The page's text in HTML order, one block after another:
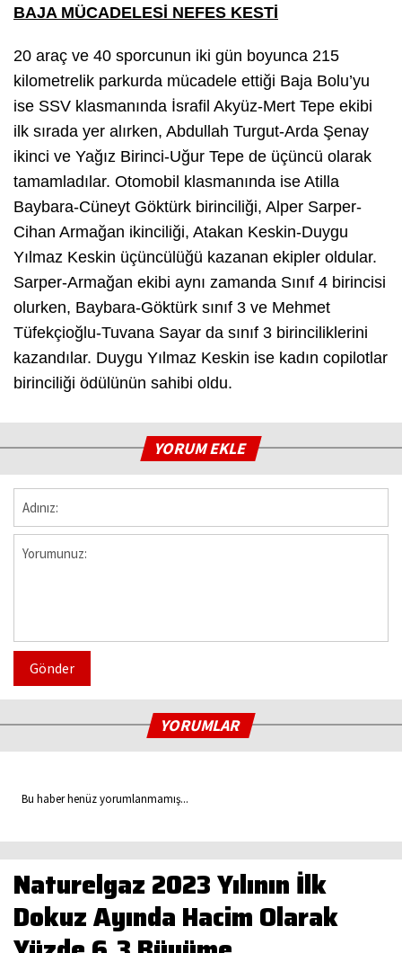
BAJA MÜCADELESİ NEFES KESTİ
20 araç ve 40 sporcunun iki gün boyunca 215
kilometrelik parkurda mücadele ettiği Baja Bolu’yu
ise SSV klasmanında İsrafil Akyüz-Mert Tepe ekibi
ilk sırada yer alırken, Abdullah Turgut-Arda Şenay
ikinci ve Yağız Birinci-Uğur Tepe de üçüncü olarak
tamamladılar. Otomobil klasmanında ise Atilla
Baybara-Cüneyt Göktürk birinciliği, Alper Sarper-
Cihan Armağan ikinciliği, Atakan Keskin-Duygu
Yılmaz Keskin üçüncülüğü kazanan ekipler oldular.
Sarper-Armağan ekibi aynı zamanda Sınıf 4 birincisi
olurken, Baybara-Göktürk sınıf 3 ve Mehmet
Tüfekçioğlu-Tuvana Sayar da sınıf 3 birinciliklerini
kazandılar. Duygu Yılmaz Keskin ise kadın copilotlar
birinciliği ödülünün sahibi oldu.
YORUM EKLE
Gönder
YORUMLAR
Bu haber henüz yorumlanmamış...
Naturelgaz 2023 Yılının İlk
Dokuz Ayında Hacim Olarak